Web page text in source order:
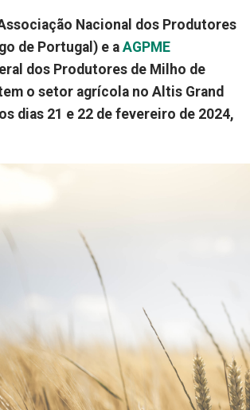
Nacional dos Produtores
de Portugal) e a AGPME
dos Produtores de Milho de
o setor agrícola no Altis Grand
dias 21 e 22 de fevereiro de 2024,